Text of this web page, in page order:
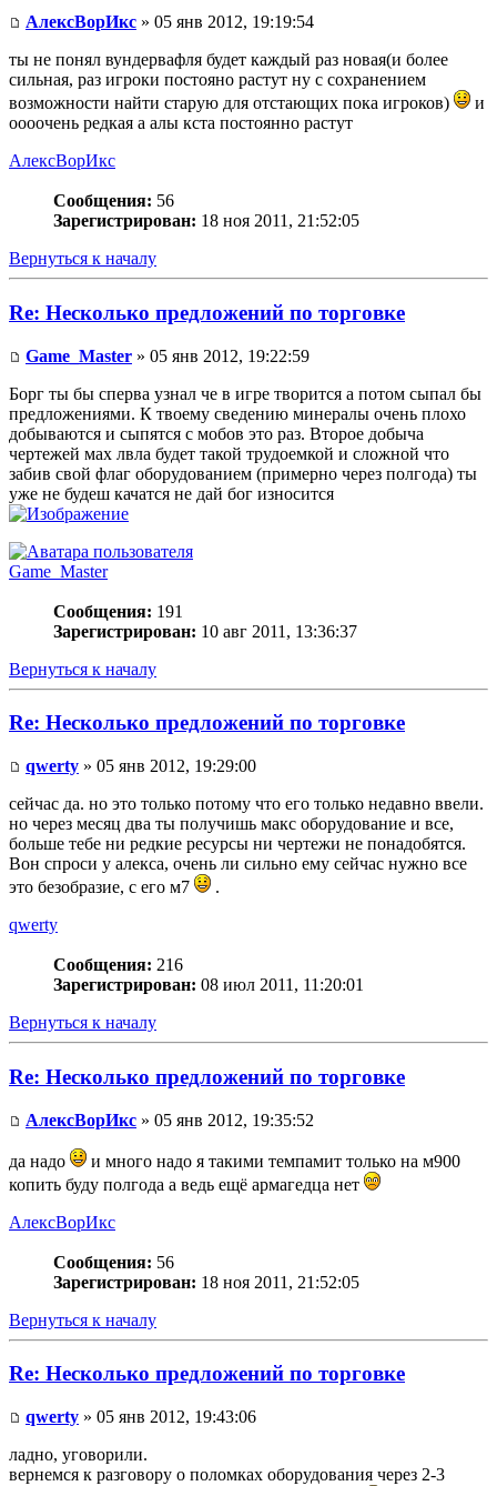
АлексВорИкс » 05 янв 2012, 19:19:54
ты не понял вундервафля будет каждый раз новая(и более
сильная, раз игроки постояно растут ну с сохранением
возможности найти старую для отстающих пока игроков)
и
оооочень редкая а алы кста постоянно растут
АлексВорИкс
Сообщения: 56
Зарегистрирован: 18 ноя 2011, 21:52:05
Вернуться к началу
Re: Несколько предложений по торговке
Game_Master » 05 янв 2012, 19:22:59
Борг ты бы сперва узнал че в игре творится а потом сыпал бы
предложениями. К твоему сведению минералы очень плохо
добываются и сыпятся с мобов это раз. Второе добыча
чертежей мах лвла будет такой трудоемкой и сложной что
забив свой флаг оборудованием (примерно через полгода) ты
уже не будеш качатся не дай бог износится
Game_Master
Сообщения: 191
Зарегистрирован: 10 авг 2011, 13:36:37
Вернуться к началу
Re: Несколько предложений по торговке
qwerty » 05 янв 2012, 19:29:00
сейчас да. но это только потому что его только недавно ввели.
но через месяц два ты получишь макс оборудование и все,
больше тебе ни редкие ресурсы ни чертежи не понадобятся.
Вон спроси у алекса, очень ли сильно ему сейчас нужно все
это безобразие, с его м7
.
qwerty
Сообщения: 216
Зарегистрирован: 08 июл 2011, 11:20:01
Вернуться к началу
Re: Несколько предложений по торговке
АлексВорИкс » 05 янв 2012, 19:35:52
да надо
и много надо я такими темпамит только на м900
копить буду полгода а ведь ещё армагедца нет
АлексВорИкс
Сообщения: 56
Зарегистрирован: 18 ноя 2011, 21:52:05
Вернуться к началу
Re: Несколько предложений по торговке
qwerty » 05 янв 2012, 19:43:06
ладно, уговорили.
вернемся к разговору о поломках оборудования через 2-3